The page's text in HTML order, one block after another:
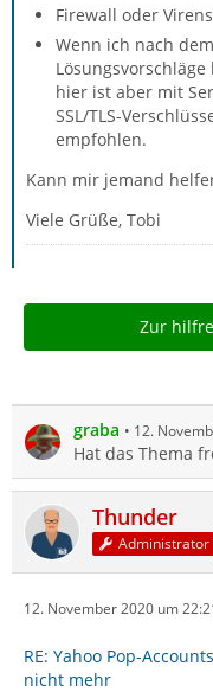
Firewall oder
Wenn ich nach
hier ist aber mit
SSL/TLS-
empfohlen.
Kann mir jemand
Viele Grüße, Tobi
Zur
graba 12.
Hat das Thema
Thunder
Administrator
12. November 2020 um
RE: Yahoo Pop-
nicht mehr